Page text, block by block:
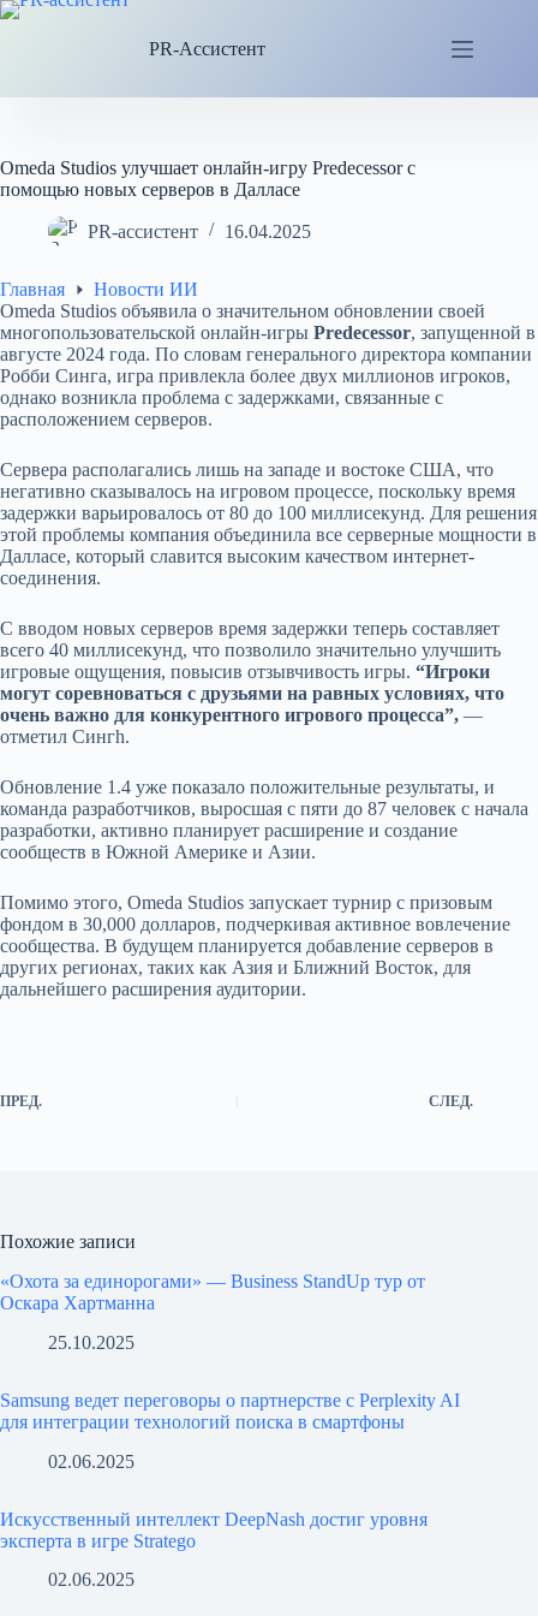
Перейти
PR-Ассистент
Omeda Studios улучшает онлайн-игру Predecessor с
помощью новых серверов в Далласе
PR-ассистент 16.04.2025
Главная
Новости ИИ
Omeda Studios объявила о значительном обновлении своей
многопользовательской онлайн-игры Predecessor, запущенной в
августе 2024 года. По словам генерального директора компании
Робби Синга, игра привлекла более двух миллионов игроков,
однако возникла проблема с задержками, связанные с
расположением серверов.
Сервера располагались лишь на западе и востоке США, что
негативно сказывалось на игровом процессе, поскольку время
задержки варьировалось от 80 до 100 миллисекунд. Для решения
этой проблемы компания объединила все серверные мощности в
Далласе, который славится высоким качеством интернет-
соединения.
С вводом новых серверов время задержки теперь составляет
всего 40 миллисекунд, что позволило значительно улучшить
игровые ощущения, повысив отзывчивость игры. “Игроки
могут соревноваться с друзьями на равных условиях, что
очень важно для конкурентного игрового процесса”, —
отметил Сингh.
Обновление 1.4 уже показало положительные результаты, и
команда разработчиков, выросшая с пяти до 87 человек с начала
разработки, активно планирует расширение и создание
сообществ в Южной Америке и Азии.
Помимо этого, Omeda Studios запускает турнир с призовым
фондом в 30,000 долларов, подчеркивая активное вовлечение
сообщества. В будущем планируется добавление серверов в
других регионах, таких как Азия и Ближний Восток, для
дальнейшего расширения аудитории.
ПРЕД. СЛЕД.
Похожие записи
«Охота за единорогами» — Business StandUp тур от
Оскара Хартманна
25.10.2025
Samsung ведет переговоры о партнерстве с Perplexity AI
для интеграции технологий поиска в смартфоны
02.06.2025
Искусственный интеллект DeepNash достиг уровня
эксперта в игре Stratego
02.06.2025